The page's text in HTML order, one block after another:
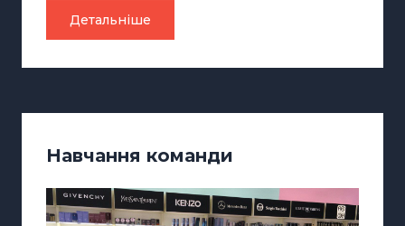
Детальніше
Навчання команди